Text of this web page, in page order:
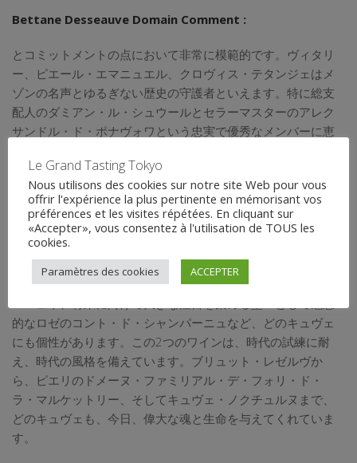
Bettane Desseauve Domain Comment :
とコミットメントの点において非常に模範的です。ヴィタリ
ー、ピエール・エマニュエル、クロヴィス・テタンジェはメ
ゾンの名声とゆるぎない歴史の守護者といえます。特に総支
配人のダミアン・ル・シュウールとセラーマスターのアレク
サンドル・ド・ポナヴォワという忠実で優秀なメンバーに恵
就任。テタンジェは、高環境価値（HVE）の認証を受けた
288haの葡萄畑からキュヴェの醸造に至るまで、シャンパー
ニュおよびワイン全般の素晴らしい模範となっています。す
べてのワインは、最高級のものに限らず、シャルドネ由来の
エレガンスに基づく伝統的シャンパーニュの流儀を見事に体
現しています。コート・デ・ブランの5つのグラン・クリュの
シャルドネのみを使った格調高い白のコント・ド・シャンパ
的なロゼのコント・ド・シャンパーニュなど、どのキュヴェ
にも個性があります。この2つのワインは、時代の試練に耐
え、時代の風格を備えています。ブリュット・レゼルヴか
ら、ピエリのドメーヌ・ファミリアル・デ・フォリ・ド・
ラ・マルケットリー、そしてキュヴェ・ノクチュルヌまで、
どのキュヴェも、今日、偉大な魂と生命を与えてくれていま
す。
Le Grand Tasting Tokyo
Nous utilisons des cookies sur notre site Web pour vous
offrir l'expérience la plus pertinente en mémorisant vos
préférences et les visites répétées. En cliquant sur
«Accepter», vous consentez à l'utilisation de TOUS les
cookies.
Paramètres des cookies ACCEPTER